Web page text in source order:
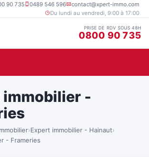
90 735 0489 546 596
contact@xpert-immo.com
Du lundi au vendredi, 9:00 à 17:00
PRISE DE RDV SOUS 48H
0800 90 735
immobilier -
›Expert immobilier - Hainaut›
- Frameries